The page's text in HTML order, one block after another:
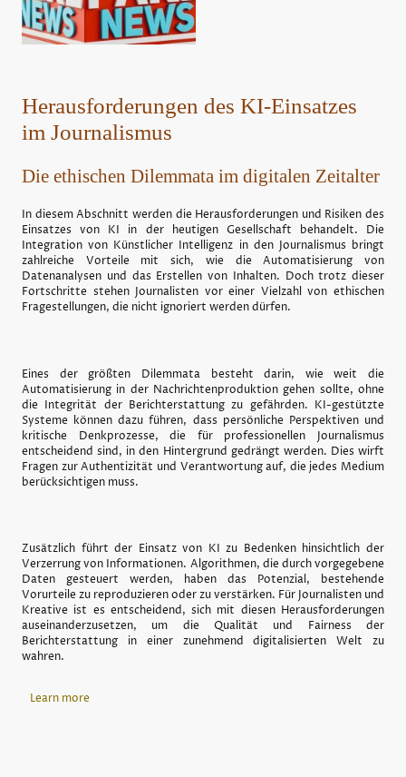
Herausforderungen des KI-Einsatzes
im Journalismus
Die ethischen Dilemmata im digitalen Zeitalter
In diesem Abschnitt werden die Herausforderungen und Risiken des
Einsatzes von KI in der heutigen Gesellschaft behandelt. Die
Integration von Künstlicher Intelligenz in den Journalismus bringt
zahlreiche Vorteile mit sich, wie die Automatisierung von
Datenanalysen und das Erstellen von Inhalten. Doch trotz dieser
Fortschritte stehen Journalisten vor einer Vielzahl von ethischen
Fragestellungen, die nicht ignoriert werden dürfen.
Eines der größten Dilemmata besteht darin, wie weit die
Automatisierung in der Nachrichtenproduktion gehen sollte, ohne
die Integrität der Berichterstattung zu gefährden. KI-gestützte
Systeme können dazu führen, dass persönliche Perspektiven und
kritische Denkprozesse, die für professionellen Journalismus
entscheidend sind, in den Hintergrund gedrängt werden. Dies wirft
Fragen zur Authentizität und Verantwortung auf, die jedes Medium
berücksichtigen muss.
Zusätzlich führt der Einsatz von KI zu Bedenken hinsichtlich der
Verzerrung von Informationen. Algorithmen, die durch vorgegebene
Daten gesteuert werden, haben das Potenzial, bestehende
Vorurteile zu reproduzieren oder zu verstärken. Für Journalisten und
Kreative ist es entscheidend, sich mit diesen Herausforderungen
auseinanderzusetzen, um die Qualität und Fairness der
Berichterstattung in einer zunehmend digitalisierten Welt zu
wahren.
Learn more